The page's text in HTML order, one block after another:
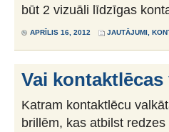
būt 2 vizuāli līdzīgas
APRĪLIS 16, 2012 JAUTĀJUMI
Vai
Katram kontaktlēcu
brillēm, kas atbilst